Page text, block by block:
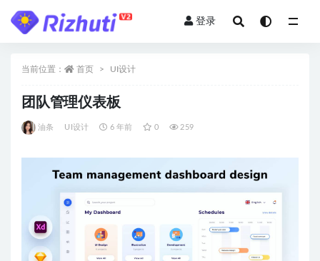
登录
当前位置： 首页 UI设计
团队管理仪表板
油条 UI设计 6 年前 0 259